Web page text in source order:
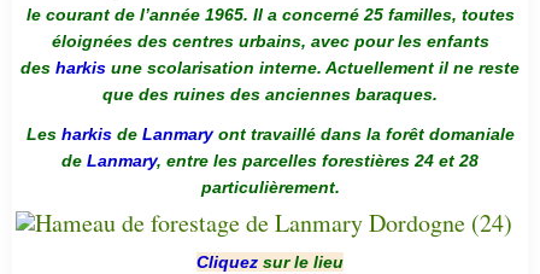
le courant de l’année 1965. Il a concerné 25 familles, toutes
éloignées des centres urbains, avec pour les enfants
des harkis une scolarisation interne. Actuellement il ne reste
que des ruines des anciennes baraques.
Les harkis de Lanmaryont travaillé dans la forêt domaniale
de Lanmary, entre les parcelles forestières 24 et 28
particulièrement.
Cliquez sur le lieu